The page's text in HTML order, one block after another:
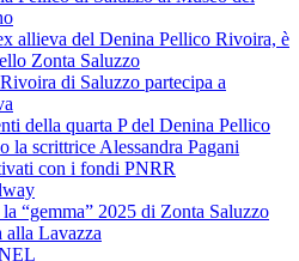
allieva del Denina Pellico Rivoira, è
Zonta Saluzzo
di Saluzzo partecipa a
della quarta P del Denina Pellico
la scrittrice Alessandra Pagani
con i fondi PNRR
“gemma” 2025 di Zonta Saluzzo
Lavazza